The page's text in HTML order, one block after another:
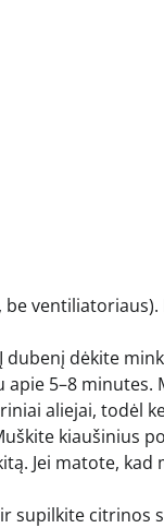
be
dubenį dėkite
5–8 minutes.
aliejai, todėl
kiaušinius
Jei matote, kad
supilkite citrinos